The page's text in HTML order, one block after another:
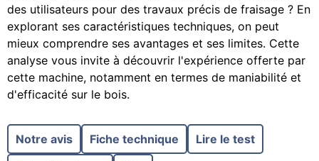
des utilisateurs pour des travaux précis de fraisage ? En
explorant ses caractéristiques techniques, on peut
mieux comprendre ses avantages et ses limites. Cette
analyse vous invite à découvrir l'expérience offerte par
cette machine, notamment en termes de maniabilité et
d'efficacité sur le bois.
Notre avis Fiche technique Lire le test